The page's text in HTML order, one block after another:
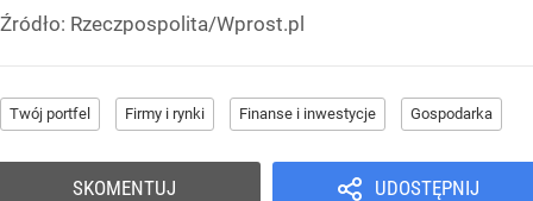
Źródło: Rzeczpospolita/Wprost.pl
Twój portfel Firmy i rynki Finanse i inwestycje Gospodarka
UDOSTĘPNIJ
SKOMENTUJ